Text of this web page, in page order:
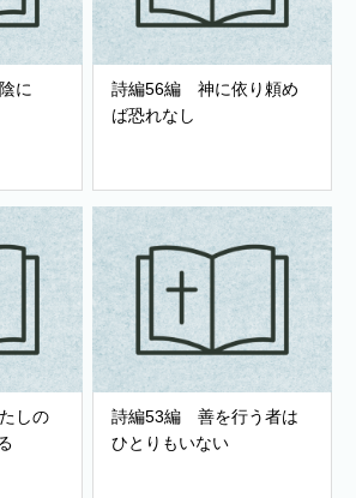
に
詩編56編 神に依り頼め
ば恐れなし
しの
詩編53編 善を行う者は
ひとりもいない